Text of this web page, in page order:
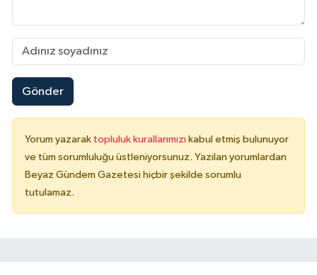
Gönder
Yorum yazarak topluluk kurallarımızı kabul etmiş bulunuyor
ve tüm sorumluluğu üstleniyorsunuz. Yazılan yorumlardan
Beyaz Gündem Gazetesi hiçbir şekilde sorumlu
tutulamaz.